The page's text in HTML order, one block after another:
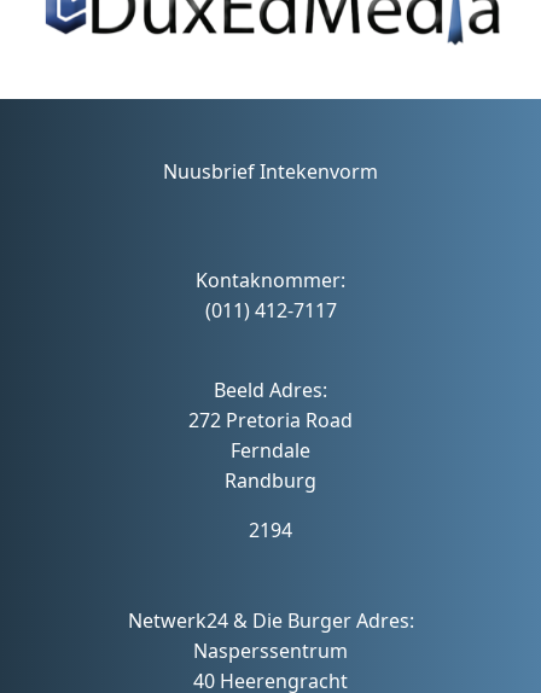
Nuusbrief Intekenvorm
Kontaknommer:
(011) 412-7117
Beeld Adres:
272 Pretoria Road
Ferndale
Randburg
2194
Netwerk24 & Die Burger Adres:
Nasperssentrum
40 Heerengracht